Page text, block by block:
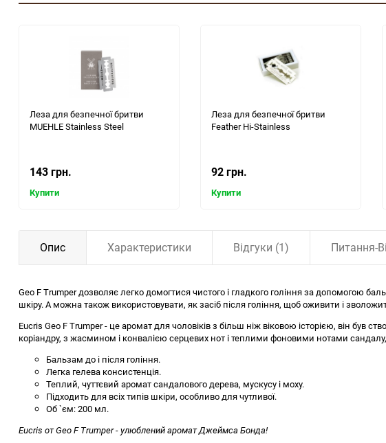
Леза для безпечної бритви
MUEHLE Stainless Steel
143 грн.
Купити
Леза для безпечної бритви
Feather Hi-Stainless
92 грн.
Купити
Опис Характеристики Відгуки (1) Питання-
Geo F Trumper дозволяє легко домогтися чистого і гладкого гоління за допомогою
шкіру. А можна також використовувати, як засіб після гоління, щоб оживити і
Eucris Geo F Trumper - це аромат для чоловіків з більш ніж віковою історією, він
коріандру, з жасмином і конвалією серцевих нот і теплими фоновими нотами
Бальзам до і після гоління.
Легка гелева консистенція.
Теплий, чуттєвий аромат сандалового дерева, мускусу і моху.
Підходить для всіх типів шкіри, особливо для чутливої.
Об `єм: 200 мл.
Eucris от Geo F Trumper - улюблений аромат Джеймса Бонда!